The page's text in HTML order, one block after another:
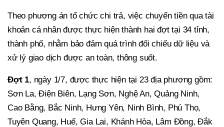
Theo phương án tổ chức chi trả, việc chuyển tiền qua tài
khoản cá nhân được thực hiện thành hai đợt tại 34 tỉnh,
thành phố, nhằm bảo đảm quá trình đối chiếu dữ liệu và
xử lý giao dịch được an toàn, thông suốt.
Đợt 1, ngày 1/7, được thực hiện tại 23 địa phương gồm:
Sơn La, Điện Biên, Lạng Sơn, Nghệ An, Quảng Ninh,
Cao Bằng, Bắc Ninh, Hưng Yên, Ninh Bình, Phú Thọ,
Tuyên Quang, Huế, Gia Lai, Khánh Hòa, Lâm Đồng, Đắk